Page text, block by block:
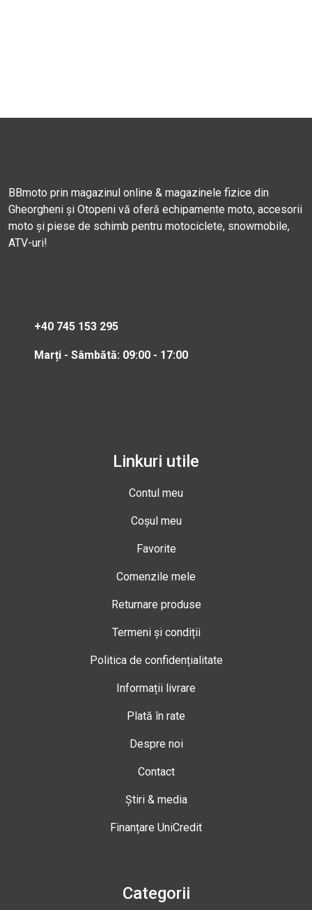
BBmoto prin magazinul online & magazinele fizice din
Gheorgheni și Otopeni vă oferă echipamente moto, accesorii
moto și piese de schimb pentru motociclete, snowmobile,
ATV-uri!
+40 745 153 295
Marți - Sâmbătă: 09:00 - 17:00
Linkuri utile
Contul meu
Coșul meu
Favorite
Comenzile mele
Returnare produse
Termeni și condiții
Politica de confidențialitate
Informații livrare
Plată în rate
Despre noi
Contact
Știri & media
Finanțare UniCredit
Categorii